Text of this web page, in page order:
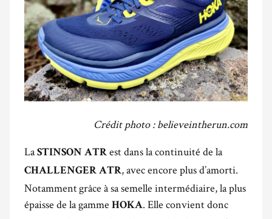
Crédit photo : believeintherun.com
LaSTINSON ATR est dans la continuité de la
CHALLENGER ATR, avec encore plus d’amorti.
Notamment grâce à sa semelle intermédiaire, la plus
épaisse de la gamme HOKA. Elle convient donc